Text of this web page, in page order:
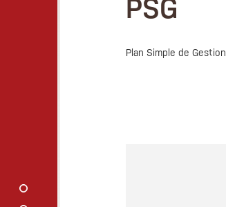
PSG
Plan Simple de Gestion